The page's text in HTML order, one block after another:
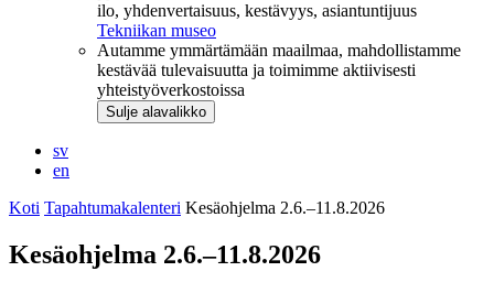
ilo, yhdenvertaisuus, kestävyys, asiantuntijuus
Tekniikan museo
Autamme ymmärtämään maailmaa, mahdollistamme
kestävää tulevaisuutta ja toimimme aktiivisesti
yhteistyöverkostoissa
Sulje alavalikko
sv
en
Koti Tapahtumakalenteri Kesäohjelma 2.6.–11.8.2026
Kesäohjelma 2.6.–11.8.2026